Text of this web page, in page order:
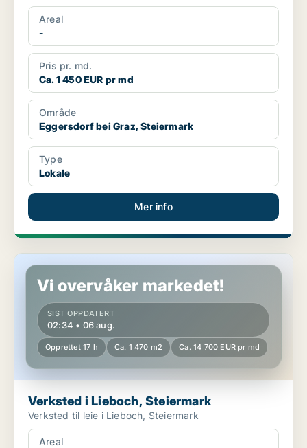
Areal
-
Pris pr. md.
Ca. 1 450 EUR pr md
Område
Eggersdorf bei Graz, Steiermark
Type
Lokale
Mer info
Verksted i Lieboch, Steiermark
Vi overvåker markedet!
SIST OPPDATERT
02:34 • 06 aug.
Opprettet 17 h Ca. 1 470 m2 Ca. 14 700 EUR pr md
Verksted i Lieboch, Steiermark
Verksted til leie i Lieboch, Steiermark
Areal